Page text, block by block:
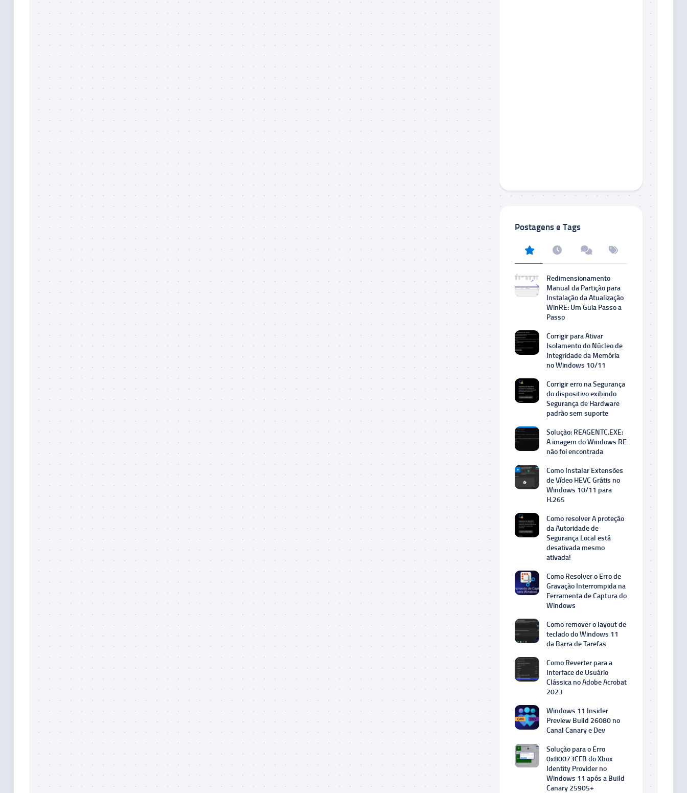
Postagens e Tags
Redimensionamento
Manual da Partição para
Instalação da Atualização
WinRE: Um Guia Passo a
Passo
Corrigir para Ativar
Isolamento do Núcleo de
Integridade da Memória
no Windows 10/11
Corrigir erro na Segurança
do dispositivo exibindo
Segurança de Hardware
padrão sem suporte
Solução: REAGENTC.EXE:
A imagem do Windows RE
não foi encontrada
Como Instalar Extensões
de Vídeo HEVC Grátis no
Windows 10/11 para
H.265
Como resolver A proteção
da Autoridade de
Segurança Local está
desativada mesmo
ativada!
Como Resolver o Erro de
Gravação Interrompida na
Ferramenta de Captura do
Windows
Como remover o layout de
teclado do Windows 11
da Barra de Tarefas
Como Reverter para a
Interface de Usuário
Clássica no Adobe Acrobat
2023
Windows 11 Insider
Preview Build 26080 no
Canal Canary e Dev
Solução para o Erro
0x80073CFB do Xbox
Identity Provider no
Windows 11 após a Build
Canary 25905+